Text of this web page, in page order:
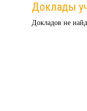
Доклады
Докладов не